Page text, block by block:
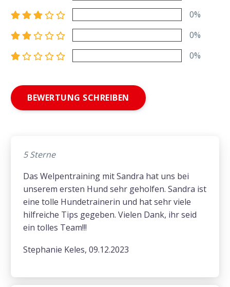
0%
0%
0%
BEWERTUNG SCHREIBEN
5 Sterne
Das Welpentraining mit Sandra hat uns bei
unserem ersten Hund sehr geholfen. Sandra ist
eine tolle Hundetrainerin und hat sehr viele
hilfreiche Tips gegeben. Vielen Dank, ihr seid
ein tolles Team!!!
Stephanie Keles, 09.12.2023